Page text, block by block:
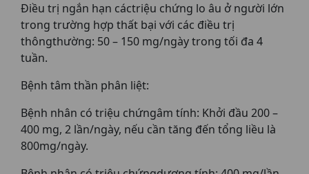
Điều trị ngắn hạn cáctriệu chứng lo âu ở người lớn
trong trường hợp thất bại với các điều trị
thôngthường: 50 – 150 mg/ngày trong tối đa 4
tuần.
Bệnh tâm thần phân liệt:
Bệnh nhân có triệu chứngâm tính: Khởi đầu 200 –
400 mg, 2 lần/ngày, nếu cần tăng đến tổng liều là
800mg/ngày.